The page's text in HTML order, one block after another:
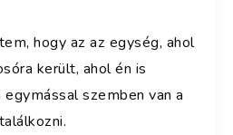
hogy az az egység, ahol
került, ahol én is
szemben van a